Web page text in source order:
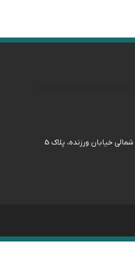
تهران، خیابان بهار شمالی خيابان ورزنده، پلاک 5